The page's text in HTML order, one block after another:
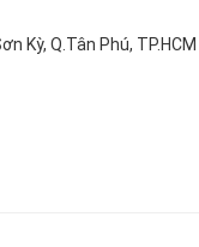
Kỳ, Q.Tân Phú, TP.HCM